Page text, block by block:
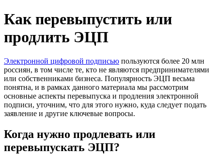
Как перевыпустить или
продлить ЭЦП
Электронной цифровой подписью пользуются более 20 млн
россиян, в том числе те, кто не являются предпринимателями
или собственниками бизнеса. Популярность ЭЦП весьма
понятна, и в рамках данного материала мы рассмотрим
основные аспекты перевыпуска и продления электронной
подписи, уточним, что для этого нужно, куда следует подать
заявление и другие ключевые вопросы.
Когда нужно продлевать или
перевыпускать ЭЦП?